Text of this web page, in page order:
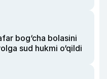
bog‘cha bolasini
sud hukmi o‘qildi